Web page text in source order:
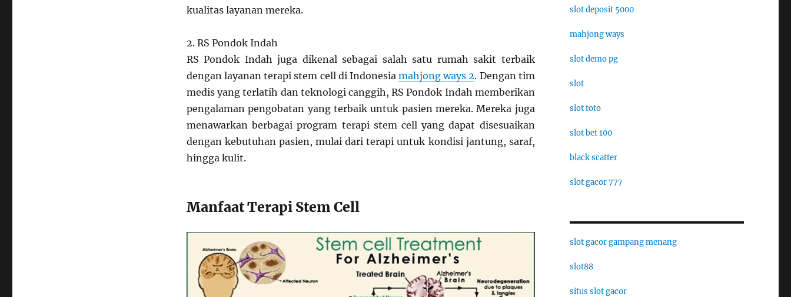
kualitas layanan mereka.
2. RS Pondok Indah
RS Pondok Indah juga dikenal sebagai salah satu rumah sakit terbaik
dengan layanan terapi stem cell di Indonesiamahjong ways 2. Dengan tim
medis yang terlatih dan teknologi canggih, RS Pondok Indah memberikan
pengalaman pengobatan yang terbaik untuk pasien mereka. Mereka juga
menawarkan berbagai program terapi stem cell yang dapat disesuaikan
dengan kebutuhan pasien, mulai dari terapi untuk kondisi jantung, saraf,
hingga kulit.
Manfaat Terapi Stem Cell
slot deposit 5000
mahjong ways
slot demo pg
slot
slot toto
slot bet 100
black scatter
slot gacor 777
slot gacor gampang menang
slot88
situs slot gacor